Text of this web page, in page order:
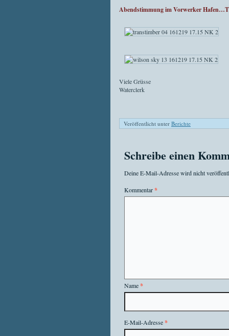
Abendstimmung im Vorwerker
Viele Grüsse
Waterclerk
Veröffentlicht unter Berichte
Schreibe einen
Deine E-Mail-Adresse wird nicht
Kommentar*
Name*
E-Mail-Adresse*